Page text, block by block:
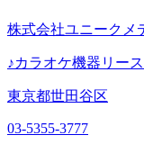
株式会社ユニークメ
♪カラオケ機器リー
東京都世田谷区
03-5355-3777